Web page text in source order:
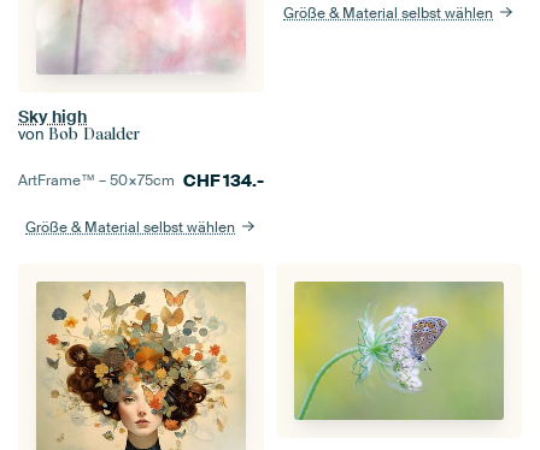
Sky high
von Bob Daalder
ArtFrame™ –50×75cm CHF134.-
Größe & Material selbst wählen
Größe & Material selbst wählen